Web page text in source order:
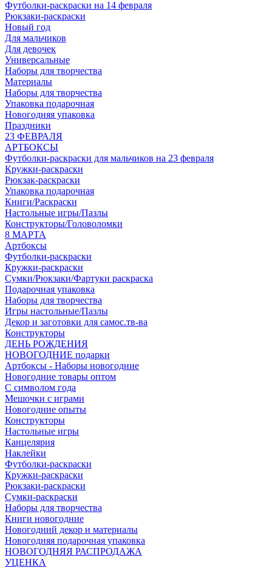
Футболки-раскраски на 14 февраля
Рюкзаки-раскраски
Новый год
Для мальчиков
Для девочек
Универсальные
Наборы для творчества
Материалы
Наборы для творчества
Упаковка подарочная
Новогодняя упаковка
Праздники
23 ФЕВРАЛЯ
АРТБОКСЫ
Футболки-раскраски для мальчиков на 23 февраля
Кружки-раскраски
Рюкзак-раскраски
Упаковка подарочная
Книги/Раскраски
Настольные игры/Пазлы
Конструкторы/Головоломки
8 МАРТА
Артбоксы
Футболки-раскраски
Кружки-раскраски
Сумки/Рюкзаки/Фартуки раскраска
Подарочная упаковка
Наборы для творчества
Игры настольные/Пазлы
Декор и заготовки для самос.тв-ва
Конструкторы
ДЕНЬ РОЖДЕНИЯ
НОВОГОДНИЕ подарки
Артбоксы - Наборы новогодние
Новогодние товары оптом
С символом года
Мешочки с играми
Новогодние опыты
Конструкторы
Настольные игры
Канцелярия
Наклейки
Футболки-раскраски
Кружки-раскраски
Рюкзаки-раскраски
Сумки-раскраски
Наборы для творчества
Книги новогодние
Новогодний декор и материалы
Новогодняя подарочная упаковка
НОВОГОДНЯЯ РАСПРОДАЖА
УЦЕНКА